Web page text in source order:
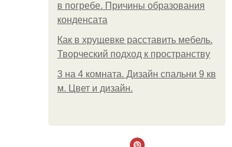
в погребе. Причины образования
конденсата
Как в хрущевке расставить мебель.
Творческий подход к пространству
3 на 4 комната. Дизайн спальни 9 кв
м. Цвет и дизайн.